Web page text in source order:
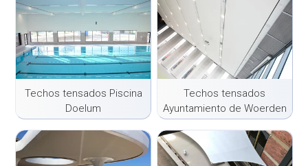
Techos tensados Piscina
Doelum
Techos tensados
Ayuntamiento de Woerden